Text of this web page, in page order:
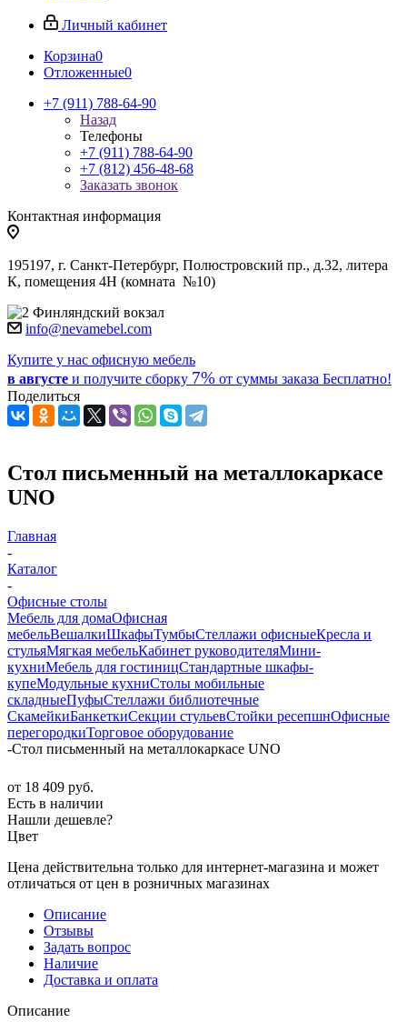
Личный кабинет
Корзина0
Отложенные0
+7 (911) 788-64-90
Назад
Телефоны
+7 (911) 788-64-90
+7 (812) 456-48-68
Заказать звонок
Контактная информация
195197, г. Санкт-Петербург, Полюстровский пр., д.32, литера
К, помещения 4Н (комната №10)
Финляндский вокзал
info@nevamebel.com
Купите у нас офисную мебель
в августе и получите сборку 7% от суммы заказа Бесплатно!
Поделиться
Стол письменный на металлокаркасе
UNO
Главная
-
Каталог
-
Офисные столы
Мебель для домаОфисная
мебельВешалкиШкафыТумбыСтеллажи офисныеКресла и
стульяМягкая мебельКабинет руководителяМини-
кухниМебель для гостиницСтандартные шкафы-
купеМодульные кухниСтолы мобильные
складныеПуфыСтеллажи библиотечные
СкамейкиБанкеткиСекции стульевСтойки ресепшнОфисные
перегородкиТорговое оборудование
-Стол письменный на металлокаркасе UNO
от 18 409 руб.
Есть в наличии
Нашли дешевле?
Цвет
Цена действительна только для интернет-магазина и может
отличаться от цен в розничных магазинах
Описание
Отзывы
Задать вопрос
Наличие
Доставка и оплата
Описание